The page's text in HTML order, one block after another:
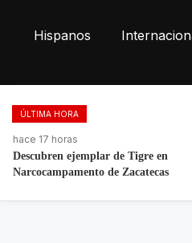
Hispanos
ÚLTIMA HORA
hace 20 horas
Galilea Montijo celebra estar entre
bellos